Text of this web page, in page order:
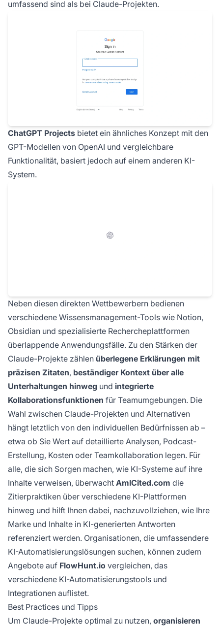
umfassend sind als bei Claude-Projekten.
ChatGPT Projects bietet ein ähnliches Konzept mit den
GPT-Modellen von OpenAI und vergleichbare
Funktionalität, basiert jedoch auf einem anderen KI-
System.
Neben diesen direkten Wettbewerbern bedienen
verschiedene Wissensmanagement-Tools wie Notion,
Obsidian und spezialisierte Rechercheplattformen
überlappende Anwendungsfälle. Zu den Stärken der
Claude-Projekte zählen überlegene Erklärungen mit
präzisen Zitaten, beständiger Kontext über alle
Unterhaltungen hinweg und integrierte
Kollaborationsfunktionen für Teamumgebungen. Die
Wahl zwischen Claude-Projekten und Alternativen
hängt letztlich von den individuellen Bedürfnissen ab –
etwa ob Sie Wert auf detaillierte Analysen, Podcast-
Erstellung, Kosten oder Teamkollaboration legen. Für
alle, die sich Sorgen machen, wie KI-Systeme auf ihre
Inhalte verweisen, überwacht AmICited.com die
Zitierpraktiken über verschiedene KI-Plattformen
hinweg und hilft Ihnen dabei, nachzuvollziehen, wie Ihre
Marke und Inhalte in KI-generierten Antworten
referenziert werden. Organisationen, die umfassendere
KI-Automatisierungslösungen suchen, können zudem
Angebote auf FlowHunt.io vergleichen, das
verschiedene KI-Automatisierungstools und
Integrationen auflistet.
Best Practices und Tipps
Um Claude-Projekte optimal zu nutzen, organisieren